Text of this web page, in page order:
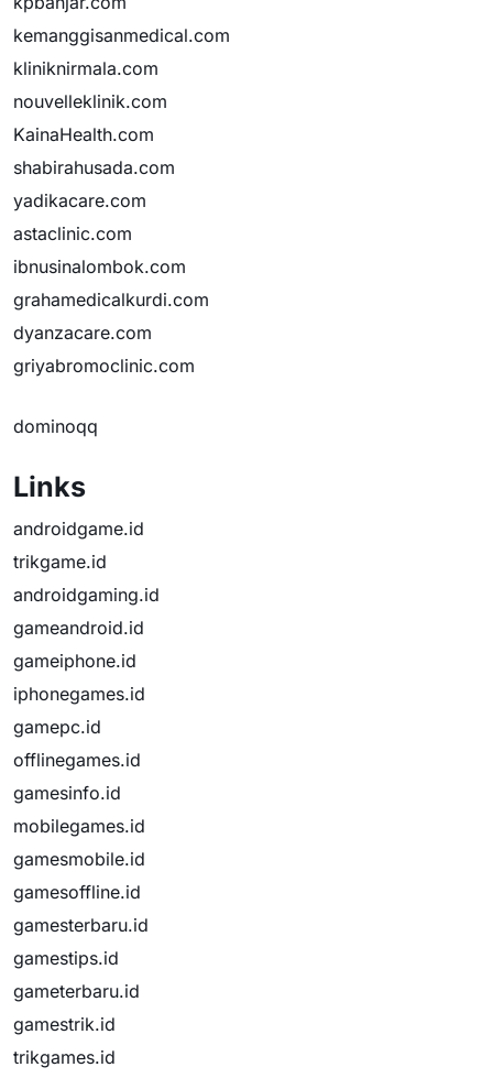
kemanggisanmedical.com
kliniknirmala.com
nouvelleklinik.com
KainaHealth.com
shabirahusada.com
yadikacare.com
astaclinic.com
ibnusinalombok.com
grahamedicalkurdi.com
dyanzacare.com
griyabromoclinic.com
dominoqq
Links
androidgame.id
trikgame.id
androidgaming.id
gameandroid.id
gameiphone.id
iphonegames.id
gamepc.id
offlinegames.id
gamesinfo.id
mobilegames.id
gamesmobile.id
gamesoffline.id
gamesterbaru.id
gamestips.id
gameterbaru.id
gamestrik.id
trikgames.id